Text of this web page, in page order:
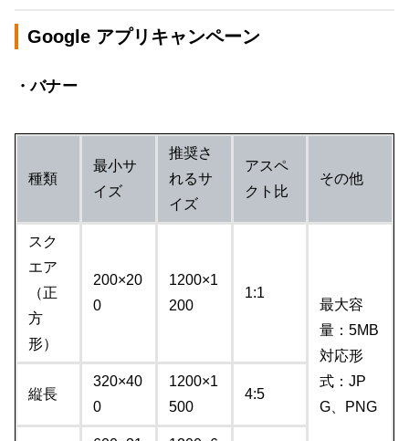
Google アプリキャンペーン
・バナー
種類
最小サ
イズ
推奨さ
れるサ
イズ
アスペ
クト比
その他
スク
エア
（正
方
形）
200×20
0
1200×1
200
1:1
最大容
量：5MB
対応形
式：JP
G、PNG
縦長
320×40
0
1200×1
500
4:5